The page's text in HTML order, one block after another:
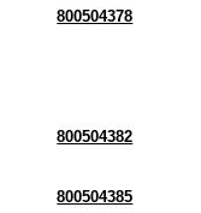
800504378
800504382
800504385